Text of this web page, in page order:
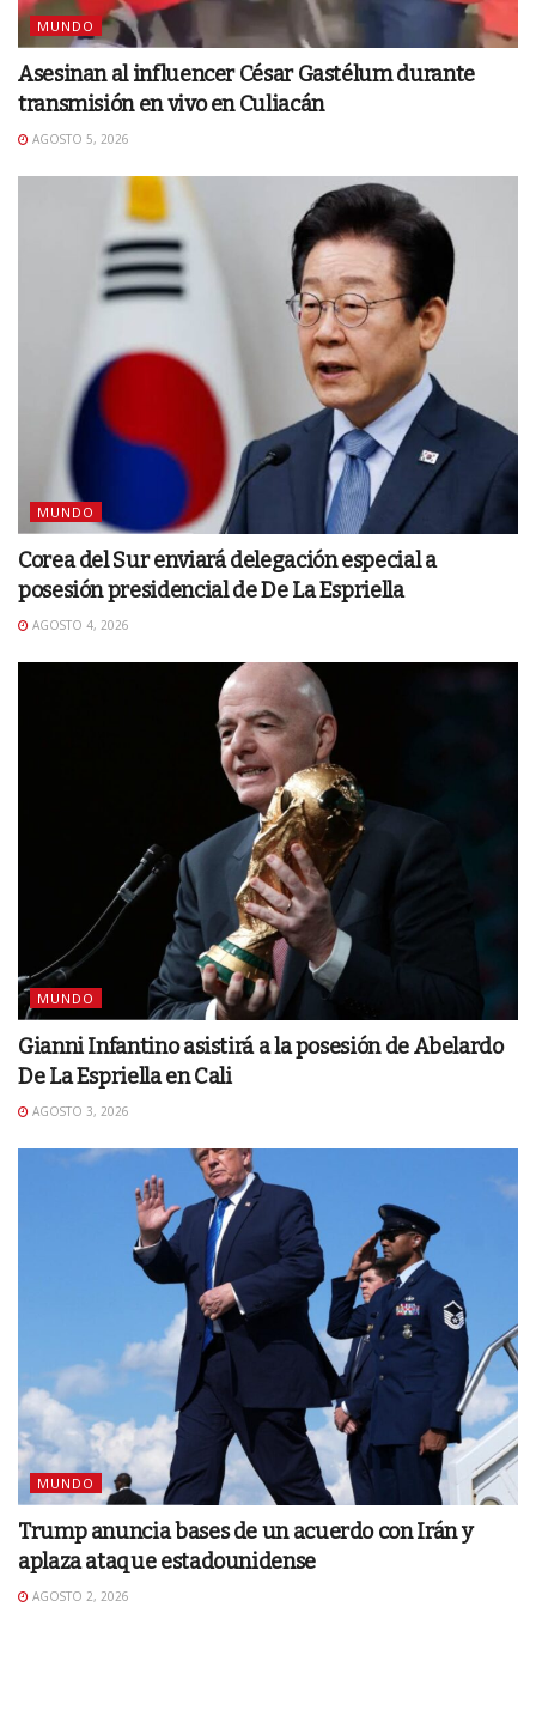
MUNDO
Asesinan al influencer César Gastélum durante
transmisión en vivo en Culiacán
AGOSTO 5, 2026
MUNDO
Corea del Sur enviará delegación especial a
posesión presidencial de De La Espriella
AGOSTO 4, 2026
MUNDO
Gianni Infantino asistirá a la posesión de Abelardo
De La Espriella en Cali
AGOSTO 3, 2026
MUNDO
Trump anuncia bases de un acuerdo con Irán y
aplaza ataque estadounidense
AGOSTO 2, 2026